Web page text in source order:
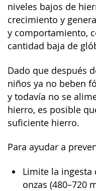
niveles bajos de
crecimiento y
y comportamiento,
cantidad baja de
Dado que después
niños ya no beben
y todavía no se
hierro, es posible
suficiente hierro.
Para ayudar a
Limite la ingesta
onzas (480–720